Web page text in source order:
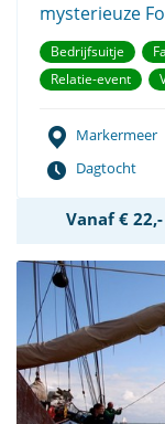
mysterieuze
Bedrijfsuitje
Relatie-event
Markermeer
Dagtocht
Vanaf €